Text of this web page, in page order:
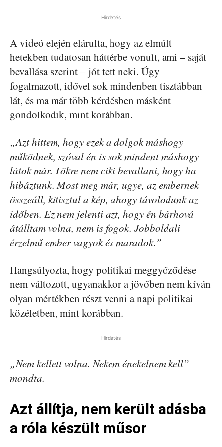
Hirdetés
A videó elején elárulta, hogy az elmúlt
hetekben tudatosan háttérbe vonult, ami – saját
bevallása szerint – jót tett neki. Úgy
fogalmazott, idővel sok mindenben tisztábban
lát, és ma már több kérdésben másként
gondolkodik, mint korábban.
„Azt hittem, hogy ezek a dolgok máshogy
működnek, szóval én is sok mindent máshogy
látok már. Tökre nem ciki bevallani, hogy ha
hibáztunk. Most meg már, ugye, az embernek
összeáll, kitisztul a kép, ahogy távolodunk az
időben. Ez nem jelenti azt, hogy én bárhová
átálltam volna, nem is fogok. Jobboldali
érzelmű ember vagyok és maradok.”
Hangsúlyozta, hogy politikai meggyőződése
nem változott, ugyanakkor a jövőben nem kíván
olyan mértékben részt venni a napi politikai
közéletben, mint korábban.
Hirdetés
„Nem kellett volna. Nekem énekelnem kell” –
mondta.
Azt állítja, nem került adásba
a róla készült műsor